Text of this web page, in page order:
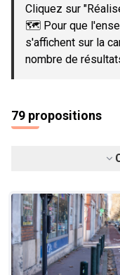
Cliquez sur
🗺️ Pour que
s'affichent sur la
nombre de
79 propositions